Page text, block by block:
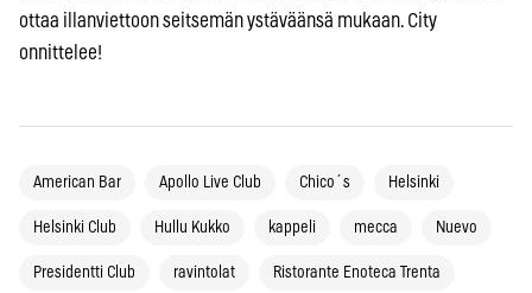
ottaa illanviettoon seitsemän ystäväänsä mukaan. City
onnittelee!
American Bar Apollo Live Club Chico´s Helsinki
Helsinki Club Hullu Kukko kappeli mecca Nuevo
Presidentti Club ravintolat Ristorante Enoteca Trenta